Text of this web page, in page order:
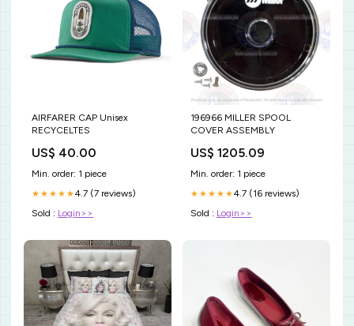
AIRFARER CAP Unisex
RECYCELTES
US$ 40.00
Min. order: 1 piece
★★★★★4.7 (7 reviews)
Sold : Login>>
196966 MILLER SPOOL
COVER ASSEMBLY
US$ 1205.09
Min. order: 1 piece
★★★★★4.7 (16 reviews)
Sold : Login>>